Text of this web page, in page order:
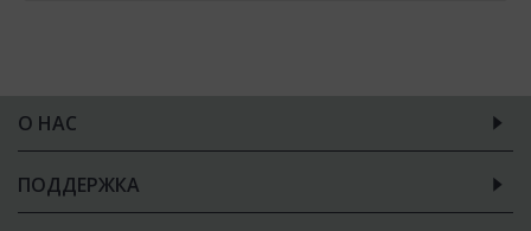
О НАС
ПОДДЕРЖКА